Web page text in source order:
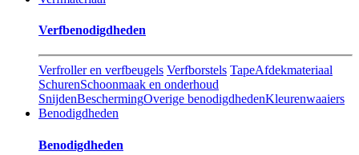
Verfbenodigdheden
Verfroller en verfbeugels Verfborstels TapeAfdekmateriaal
SchurenSchoonmaak en onderhoud
SnijdenBeschermingOverige benodigdhedenKleurenwaaiers
Benodigdheden
Benodigdheden